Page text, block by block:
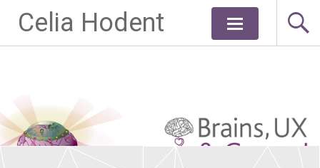
Celia Hodent
Aller